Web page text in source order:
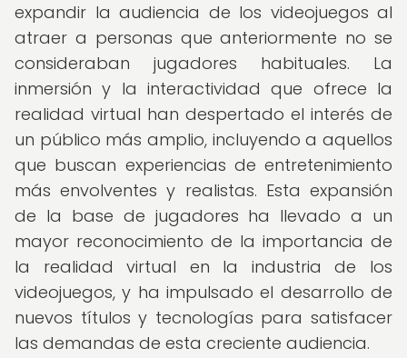
expandir la audiencia de los videojuegos al
atraer a personas que anteriormente no se
consideraban jugadores habituales. La
inmersión y la interactividad que ofrece la
realidad virtual han despertado el interés de
un público más amplio, incluyendo a aquellos
que buscan experiencias de entretenimiento
más envolventes y realistas. Esta expansión
de la base de jugadores ha llevado a un
mayor reconocimiento de la importancia de
la realidad virtual en la industria de los
videojuegos, y ha impulsado el desarrollo de
nuevos títulos y tecnologías para satisfacer
las demandas de esta creciente audiencia.